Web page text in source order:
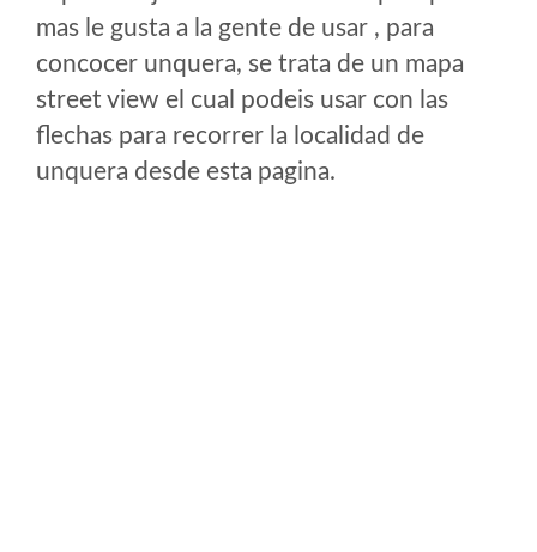
mas le gusta a la gente de usar , para
concocer unquera, se trata de un mapa
street view el cual podeis usar con las
flechas para recorrer la localidad de
unquera desde esta pagina.